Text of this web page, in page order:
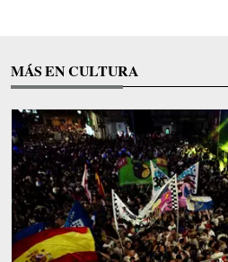
MÁS EN CULTURA